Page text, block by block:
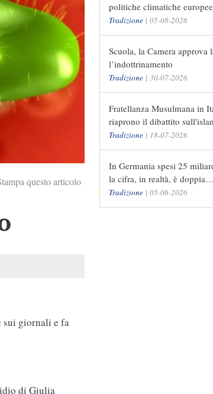
questo articolo
sui giornali e fa
di Giulia
politiche climatiche europee
Tradizione | 05-08-2026
Scuola, la Camera approva
l’indottrinamento
Tradizione | 30-07-2026
Fratellanza Musulmana in
riaprono il dibattito
Tradizione | 18-07-2026
In Germania spesi 25
la cifra, in realtà, è doppia…
Tradizione | 05-06-2026